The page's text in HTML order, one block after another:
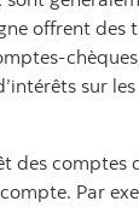
offrent des
sur
des comptes
Par